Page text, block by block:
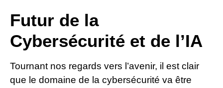
Futur de la
Cybersécurité et de l’IA
Tournant nos regards vers l’avenir, il est clair
que le domaine de la cybersécurité va être